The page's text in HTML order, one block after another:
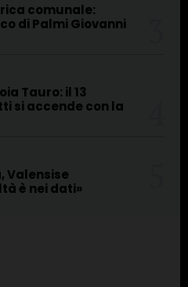
comunale:
di Palmi Giovanni
Tauro: il 13
si accende con la
Valensise
è nei dati»